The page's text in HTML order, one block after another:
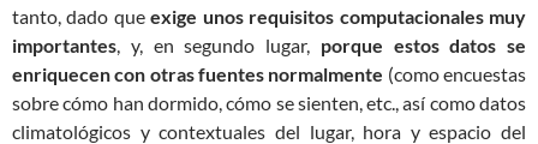
tanto, dado queexige unos requisitos computacionales muy
importantes, y, en segundo lugar, porque estos datos se
enriquecen con otras fuentes normalmente (como encuestas
sobre cómo han dormido, cómo se sienten, etc., así como datos
climatológicos y contextuales del lugar, hora y espacio del